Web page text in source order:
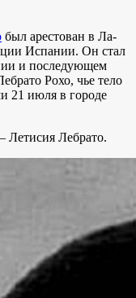
был арестован в Ла-
Испании. Он стал
и последующем
Рохо, чье тело
21 июля в городе
Летисия Лебрато.